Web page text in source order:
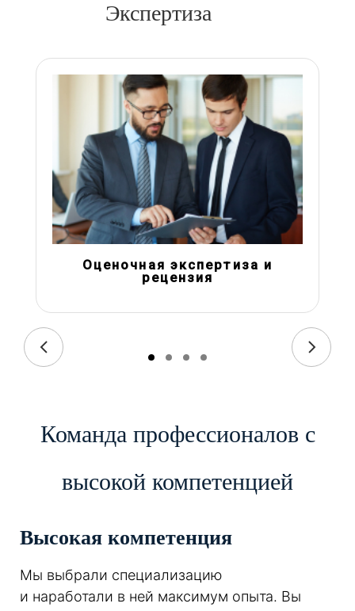
Экспертиза
Оценочная экспертиза и
рецензия
Команда профессионалов с
высокой компетенцией
Высокая компетенция
Мы выбрали специализацию
и наработали в ней максимум опыта. Вы